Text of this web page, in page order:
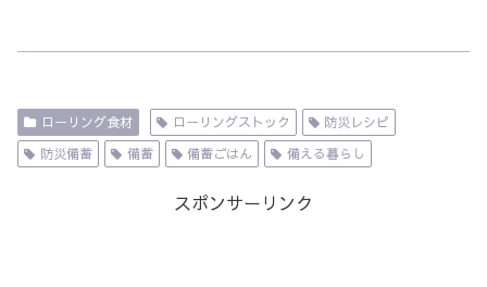
ローリング食材 ローリングストック
防災レシピ
防災備蓄
備蓄 備蓄ごはん 備える暮らし
スポンサーリンク